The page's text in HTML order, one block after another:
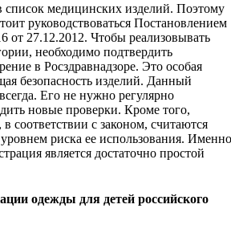
список медицинских изделий. Поэтому
руководствоваться Постановлением
от 27.12.2012. Чтобы реализовывать
необходимо подтвердить
в Росздравнадзоре. Это особая
безопасность изделий. Данный
Его не нужно регулярно
новые проверки. Кроме того,
соответствии с законом, считаются
риска ее использования. Именно
является достаточно простой
одежды для детей российского